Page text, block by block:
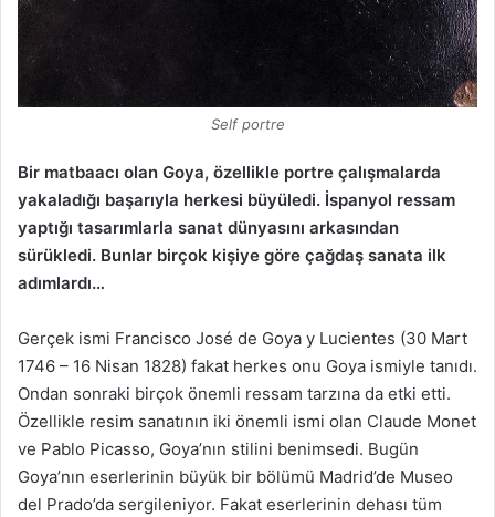
Self portre
Bir matbaacı olan Goya, özellikle portre çalışmalarda
yakaladığı başarıyla herkesi büyüledi. İspanyol ressam
yaptığı tasarımlarla sanat dünyasını arkasından
sürükledi. Bunlar birçok kişiye göre çağdaş sanata ilk
adımlardı…
Gerçek ismi Francisco José de Goya y Lucientes (30 Mart
1746 – 16 Nisan 1828) fakat herkes onu Goya ismiyle tanıdı.
Ondan sonraki birçok önemli ressam tarzına da etki etti.
Özellikle resim sanatının iki önemli ismi olan Claude Monet
ve Pablo Picasso, Goya’nın stilini benimsedi. Bugün
Goya’nın eserlerinin büyük bir bölümü Madrid’de Museo
del Prado’da sergileniyor. Fakat eserlerinin dehası tüm